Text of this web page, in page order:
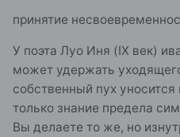
принятие
У поэта Луо Иня (IX век)
может удержать
собственный пух
только знание предела
Вы делаете то же, но